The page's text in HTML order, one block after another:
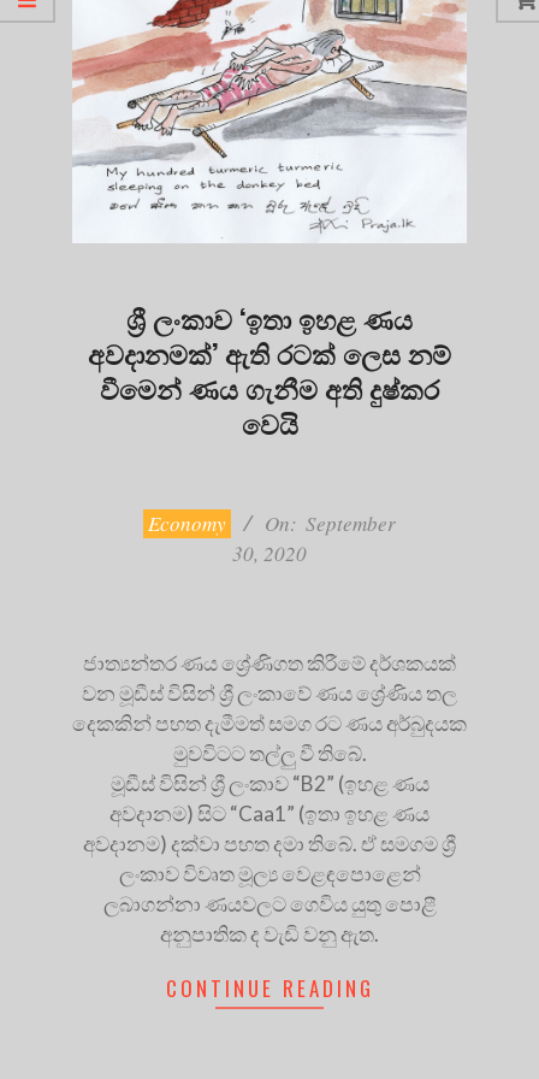
ශ්‍රී ලංකාව ‘ඉතා ඉහළ ණය
අවදානමක්’ ඇති රටක් ලෙස නම්
වීමෙන් ණය ගැනීම අති දුෂ්කර
වෙයි
Economy On: September
30, 2020
ජාත්‍යන්තර ණය ශ්‍රේණිගත කිරීමේ දර්ශකයක්
වන මූඩීස් විසින් ශ්‍රී ලංකාවේ ණය ශ්‍රේණිය තල
දෙකකින් පහත දැමීමත් සමග රට ණය අර්බුදයක
මුවවිටට තල්ලු වී තිබේ.
මූඩීස් විසින් ශ්‍රී ලංකාව “B2” (ඉහළ ණය
අවදානම) සිට “Caa1” (ඉතා ඉහළ ණය
අවදානම) දක්වා පහත දමා තිබේ. ඒ සමගම ශ්‍රී
ලංකාව විවෘත මූල්‍ය වෙළඳපොළෙන්
ලබාගන්නා ණයවලට ගෙවිය යුතු පොළී
අනුපාතික ද වැඩි වනු ඇත.
CONTINUE READING